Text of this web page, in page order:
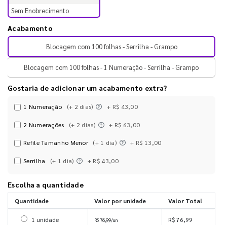
Sem Enobrecimento
Acabamento
Blocagem com 100 folhas - Serrilha - Grampo
Blocagem com 100 folhas - 1 Numeração - Serrilha - Grampo
Gostaria de adicionar um acabamento extra?
1 Numeração (+ 2 dias) + R$ 43,00
2 Numerações (+ 2 dias) + R$ 63,00
Refile Tamanho Menor (+ 1 dia) + R$ 13,00
Serrilha (+ 1 dia) + R$ 43,00
Escolha a quantidade
Quantidade Valor por unidade Valor Total
Selecionar 1 unidade
1 unidade R$ 76,99/un R$ 76,99